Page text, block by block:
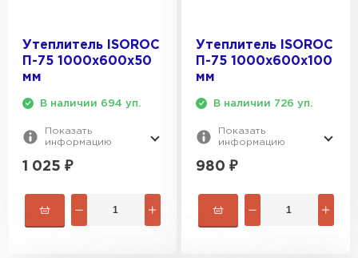
Утеплитель ISOROC
П-75 1000х600х50
мм
В наличии 694 уп.
Показать
информацию
1 025 ₽
Утеплитель ISOROC
П-75 1000х600х100
мм
В наличии 726 уп.
Показать
информацию
980 ₽